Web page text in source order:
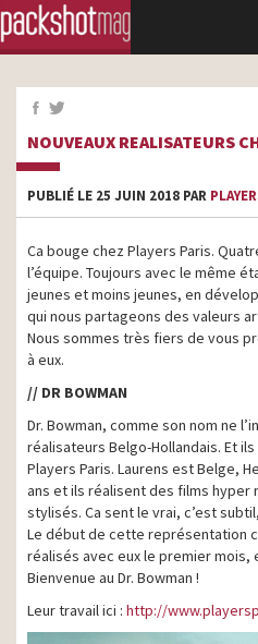
NOUVEAUX REALISATEURS
PUBLIÉ LE 25 JUIN 2018 PAR
Ca bouge chez Players Paris.
l’équipe. Toujours avec le même
jeunes et moins jeunes, en
qui nous partageons des valeurs
Nous sommes très fiers de vous
à eux.
// DR BOWMAN
Dr. Bowman, comme son nom ne
réalisateurs Belgo-Hollandais. Et
Players Paris. Laurens est Belge,
ans et ils réalisent des films hyper
stylisés. Ca sent le vrai, c’est
Le début de cette représentation
réalisés avec eux le premier mois,
Bienvenue au Dr. Bowman !
Leur travail ici : http://